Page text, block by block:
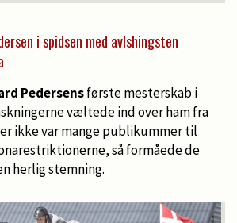
i spidsen med avlshingsten
Pedersensførste mesterskab i
væltede ind over ham fra
ikke var mange publikummer til
så formåede de
herlig stemning.